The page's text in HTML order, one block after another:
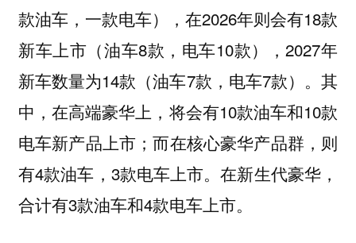
款油车，一款电车），在2026年则会有18款
新车上市（油车8款，电车10款），2027年
新车数量为14款（油车7款，电车7款）。其
中，在高端豪华上，将会有10款油车和10款
电车新产品上市；而在核心豪华产品群，则
有4款油车，3款电车上市。在新生代豪华，
合计有3款油车和4款电车上市。